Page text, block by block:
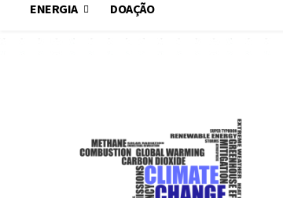
ENERGIA DOAÇÃO